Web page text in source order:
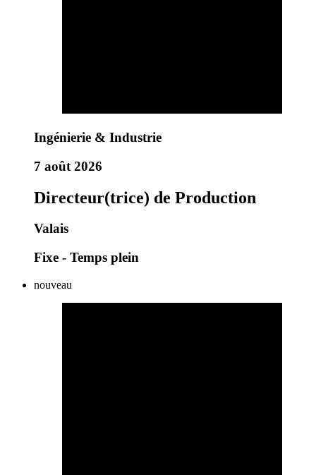
Ingénierie & Industrie
7 août 2026
Directeur(trice) de Production
Valais
Fixe - Temps plein
nouveau